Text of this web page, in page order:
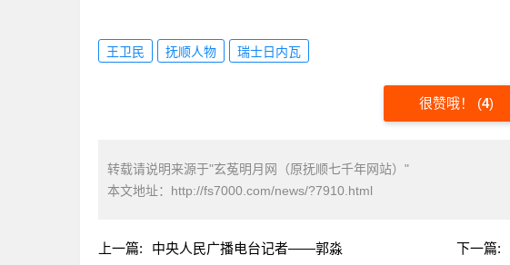
王卫民 抚顺人物 瑞士日内瓦
很赞哦！ (4)
转载请说明来源于"玄菟明月网（原抚顺七千年网站）"
本文地址： http://fs7000.com/news/?7910.html
上一篇: 中央人民广播电台记者——郭淼 下一篇: